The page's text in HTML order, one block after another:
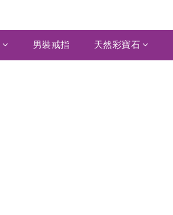
男裝戒指 天然彩寶石